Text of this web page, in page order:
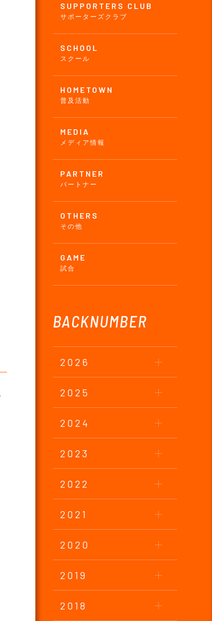
SUPPORTERS CLUB
サポーターズクラブ
SCHOOL
スクール
HOMETOWN
普及活動
MEDIA
メディア情報
PARTNER
パートナー
OTHERS
その他
GAME
試合
BACKNUMBER
2026
2025
2024
2023
2022
2021
2020
2019
2018